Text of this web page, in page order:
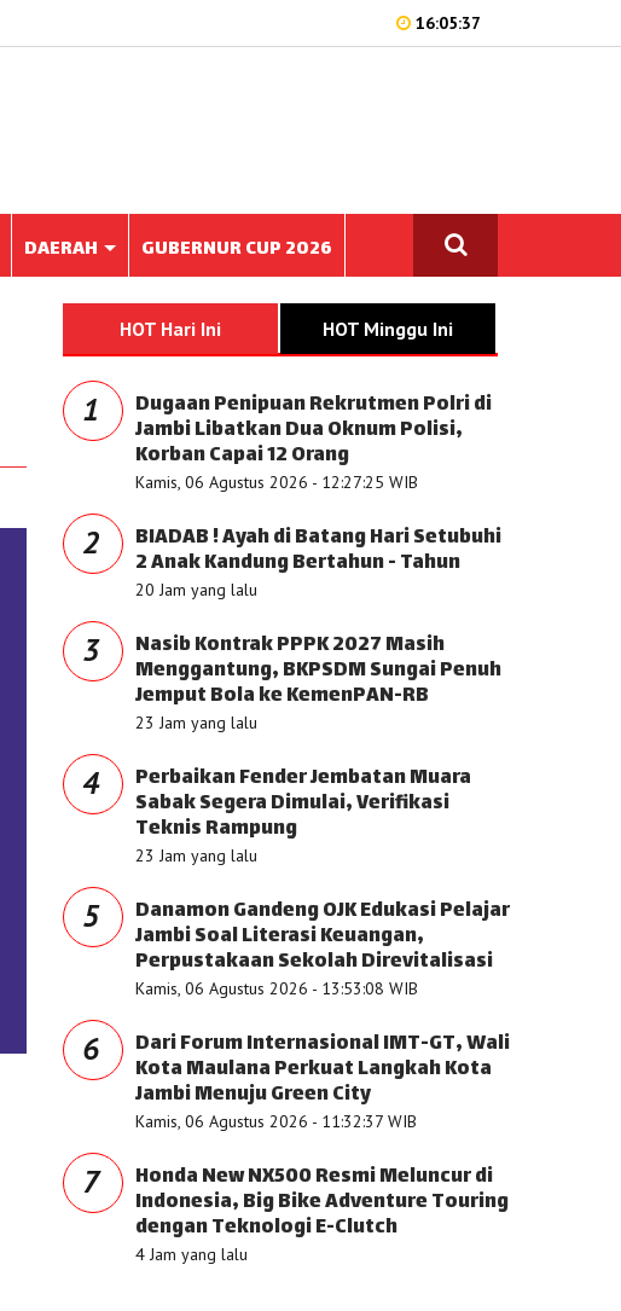
16:05:37
DAERAH GUBERNUR CUP 2026
HOT Hari Ini HOT Minggu Ini
1 Dugaan Penipuan Rekrutmen Polri di
Jambi Libatkan Dua Oknum Polisi,
Korban Capai 12 Orang
Kamis, 06 Agustus 2026 - 12:27:25 WIB
2 BIADAB ! Ayah di Batang Hari Setubuhi
2 Anak Kandung Bertahun - Tahun
20 Jam yang lalu
3 Nasib Kontrak PPPK 2027 Masih
Menggantung, BKPSDM Sungai Penuh
Jemput Bola ke KemenPAN-RB
23 Jam yang lalu
4 Perbaikan Fender Jembatan Muara
Sabak Segera Dimulai, Verifikasi
Teknis Rampung
23 Jam yang lalu
5 Danamon Gandeng OJK Edukasi Pelajar
Jambi Soal Literasi Keuangan,
Perpustakaan Sekolah Direvitalisasi
Kamis, 06 Agustus 2026 - 13:53:08 WIB
6 Dari Forum Internasional IMT-GT, Wali
Kota Maulana Perkuat Langkah Kota
Jambi Menuju Green City
Kamis, 06 Agustus 2026 - 11:32:37 WIB
7 Honda New NX500 Resmi Meluncur di
Indonesia, Big Bike Adventure Touring
dengan Teknologi E-Clutch
4 Jam yang lalu